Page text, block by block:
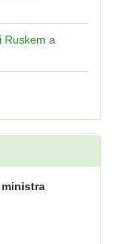
Ruskem a